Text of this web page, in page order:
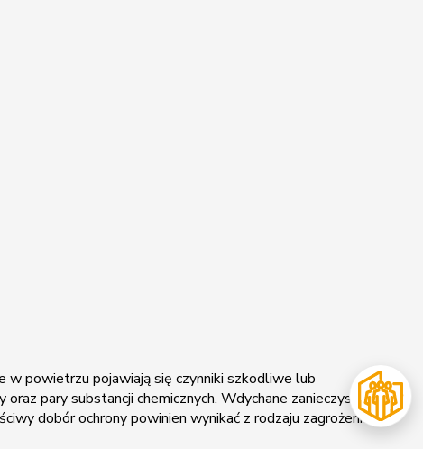
powietrzu pojawiają się czynniki szkodliwe lub
pary substancji chemicznych. Wdychane zanieczyszczenia
dobór ochrony powinien wynikać z rodzaju zagrożenia,